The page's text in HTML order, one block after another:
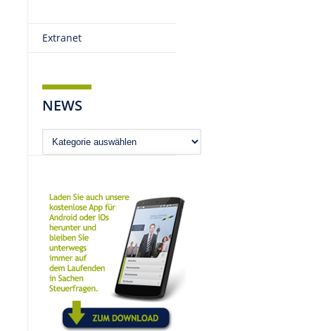
Extranet
NEWS
News